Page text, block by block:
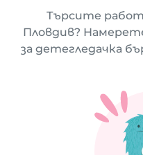
Търсите
Пловдив?
за детегледачка